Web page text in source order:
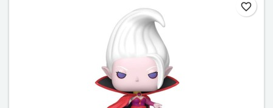
favorite_border